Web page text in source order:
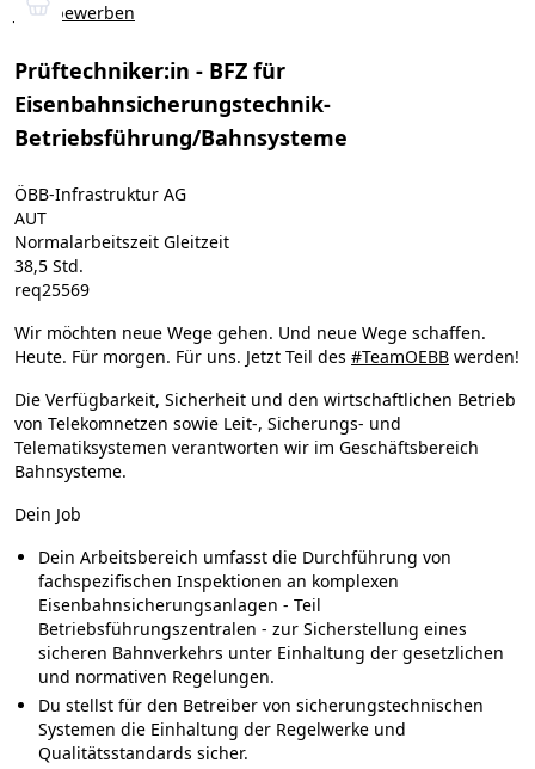
Jetzt bewerben
Prüftechniker:in - BFZ für
Eisenbahnsicherungstechnik-
Betriebsführung/Bahnsysteme
ÖBB-Infrastruktur AG
AUT
Normalarbeitszeit Gleitzeit
38,5 Std.
req25569
Wir möchten neue Wege gehen. Und neue Wege schaffen.
Heute. Für morgen. Für uns. Jetzt Teil des #TeamOEBB werden!
Die Verfügbarkeit, Sicherheit und den wirtschaftlichen Betrieb
von Telekomnetzen sowie Leit-, Sicherungs- und
Telematiksystemen verantworten wir im Geschäftsbereich
Bahnsysteme.
Dein Job
Dein Arbeitsbereich umfasst die Durchführung von
fachspezifischen Inspektionen an komplexen
Eisenbahnsicherungsanlagen - Teil
Betriebsführungszentralen - zur Sicherstellung eines
sicheren Bahnverkehrs unter Einhaltung der gesetzlichen
und normativen Regelungen.
Du stellst für den Betreiber von sicherungstechnischen
Systemen die Einhaltung der Regelwerke und
Qualitätsstandards sicher.